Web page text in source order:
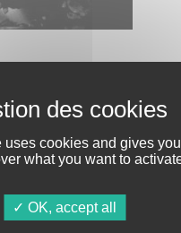
ABONNE-TOI !
À LA
uses cookies and gives you
what you want to
OK, accept all